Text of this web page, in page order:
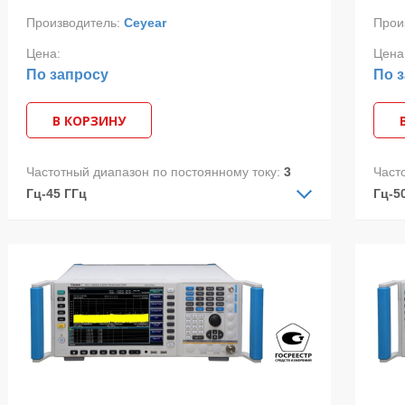
Производитель: Ceyear
Цена:
По запросу
В КОРЗИНУ
Частотный диапазон по постоянному току: 3
Гц-45 ГГц
Анализатор спектра 4051G предназначен
для измерения телекоммуникационных и
радиочастотных сигналов и позволяет
анализировать сигналы в диапазоне частот
от 3 Гц до 45 ГГц и в полосе захвата до 10
По
Гц-
для
от 3